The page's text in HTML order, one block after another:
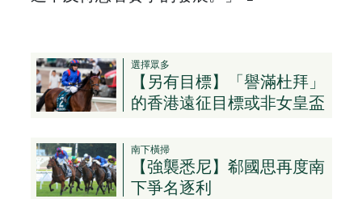
選擇眾多
【另有目標】「譽滿杜拜」
的香港遠征目標或非女皇盃
南下橫掃
【強襲悉尼】郗國思再度南
下爭名逐利